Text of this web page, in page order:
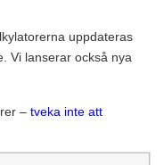
uppdateras
Vi lanserar också nya
– tveka inte att